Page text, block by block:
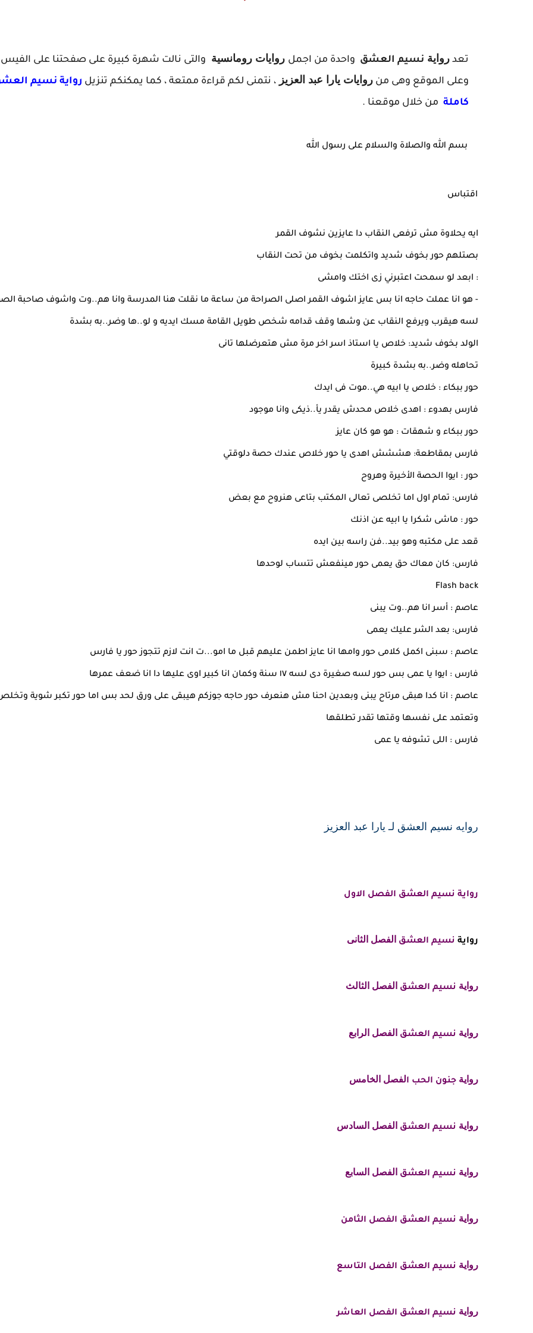
تعد رواية نسيم العشق واحدة من اجمل روايات رومانسية
والتى نالت شهرة كبيرة على صفحتنا على
وعلى الموقع وهى من روايات يارا عبد العزيز ، نتمنى لكم قراءة ممتعة ، كما يمكنكم تنزيل ر
كاملة من خلال موقعنا .
بسم الله والصلاة والسلام على رسول الله
اقتباس
ايه يحلاوة مش ترفعى النقاب دا عايزين نشوف القمر
بصتلهم حور بخوف شديد واتكلمت بخوف من تحت النقاب
: ابعد لو سمحت اعتبرني زى اختك وامشى
- هو انا عملت حاجه انا بس عايز اشوف القمر اصلى الصراحة من ساعة ما نقلت هنا المدرسة وانا هم..وت واشوف صاحبة
لسه هيقرب ويرفع النقاب عن وشها وقف قدامه شخص طويل القامة مسك ايديه و لو..ها وضر..به بشدة
الولد بخوف شديد: خلاص يا استاذ اسر اخر مرة مش هتعرضلها تانى
تحاهله وضر..به بشدة كبيرة
حور ببكاء : خلاص يا ابيه هي..موت فى ايدك
فارس بهدوء : اهدى خلاص محدش يقدر يأ..ذيكى وانا موجود
حور ببكاء و شهقات : هو هو كان عايز
فارس بمقاطعة: هششش اهدى يا حور خلاص عندك حصة دلوقتي
حور : ايوا الحصة الأخيرة وهروح
فارس: تمام اول اما تخلصى تعالى المكتب بتاعى هنروح مع بعض
حور : ماشى شكرا يا ابيه عن اذنك
قعد على مكتبه وهو بيد..فن راسه بين ايده
فارس: كان معاك حق يعمى حور مينفعش تتساب لوحدها
Flash back
عاصم : أسر انا هم..وت يبنى
فارس: بعد الشر عليك يعمى
عاصم : سبنى اكمل كلامى حور وامها انا عايز اطمن عليهم قبل ما امو...ت انت لازم تتجوز حور يا فارس
فارس : ايوا يا عمى بس حور لسه صغيرة دى لسه ١٧ سنة وكمان انا كبير اوى عليها دا انا ضعف عمرها
عاصم : انا كدا هبقى مرتاح يبنى وبعدين احنا مش هنعرف حور حاجه جوزكم هيبقى على ورق لحد بس اما حور تكبر شوية
وتعتمد على نفسها وقتها تقدر تطلقها
فارس : اللى تشوفه يا عمى
روايه نسيم العشق لـ يارا عبد العزيز
رواية نسيم العشق الفصل الاول
رواية نسيم العشق الفصل الثانى
رواية نسيم العشق الفصل الثالث
رواية نسيم العشق الفصل الرابع
رواية جنون الحب الفصل الخامس
رواية نسيم العشق الفصل السادس
رواية نسيم العشق الفصل السابع
رواية نسيم العشق الفصل الثامن
رواية نسيم العشق الفصل التاسع
رواية نسيم العشق الفصل العاشر